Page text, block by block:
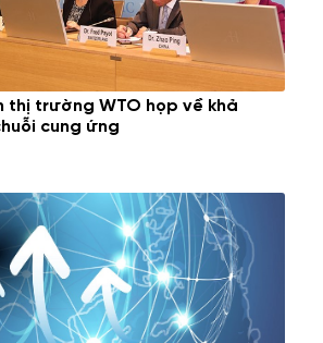
thị trường WTO họp về khả
cung ứng